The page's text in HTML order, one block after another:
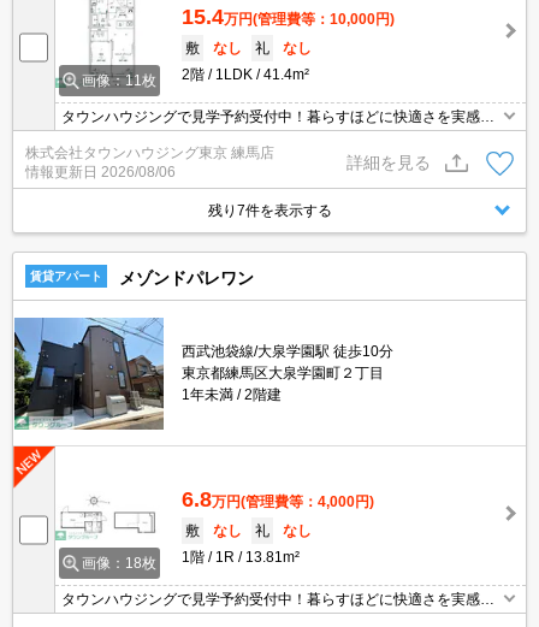
画像：11枚
15.4万円(管理費等：10,000円)
敷
なし 礼
なし
2階
1LDK 41.4m²
タウンハウジングで見学予約受付中！暮らすほどに快適さを実感で
きる設備仕様！駅前商業施設の多さ！日常の買い物に便利！
株式会社タウンハウジング東京 練馬店
情報更新日 2026/08/06
詳細を見る
残り7件を表示する
賃貸アパート メゾンドパレワン
西武池袋線/大泉学園駅 徒歩10分
東京都練馬区大泉学園町２丁目
1年未満
2階建
画像：18枚
6.8万円(管理費等：4,000円)
敷
なし 礼
なし
1階
1R 13.81m²
タウンハウジングで見学予約受付中！暮らすほどに快適さを実感で
きる設備仕様！駅前商業施設の多さ！日常の買い物に便利！